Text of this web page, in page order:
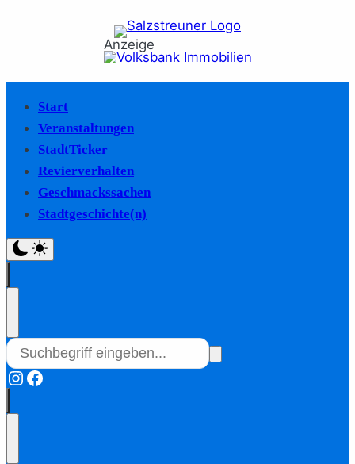
Anzeige
Start
Veranstaltungen
StadtTicker
Revierverhalten
Geschmackssachen
Stadtgeschichte(n)
Instagram
Facebook